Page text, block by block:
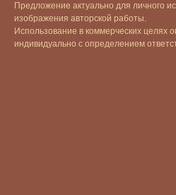
Предложение актуально для личного
изображения авторской работы.
Использование в коммерческих целях
индивидуально с определением